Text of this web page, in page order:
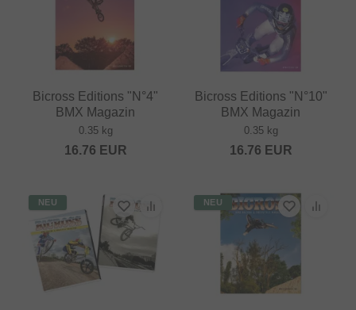
Bicross Editions "N°4"
BMX Magazin
0.35 kg
16.76 EUR
Bicross Editions "N°10"
BMX Magazin
0.35 kg
16.76 EUR
NEU NEU